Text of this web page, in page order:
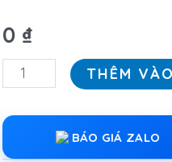
0 ₫
THÊM
BÁO GIÁ ZALO